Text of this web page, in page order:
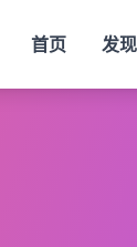
首页 发现